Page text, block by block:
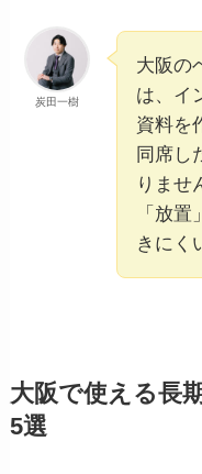
炭田一樹
大阪の
は、イ
資料を
同席し
りませ
「放
きにく
大阪で使える長
5選